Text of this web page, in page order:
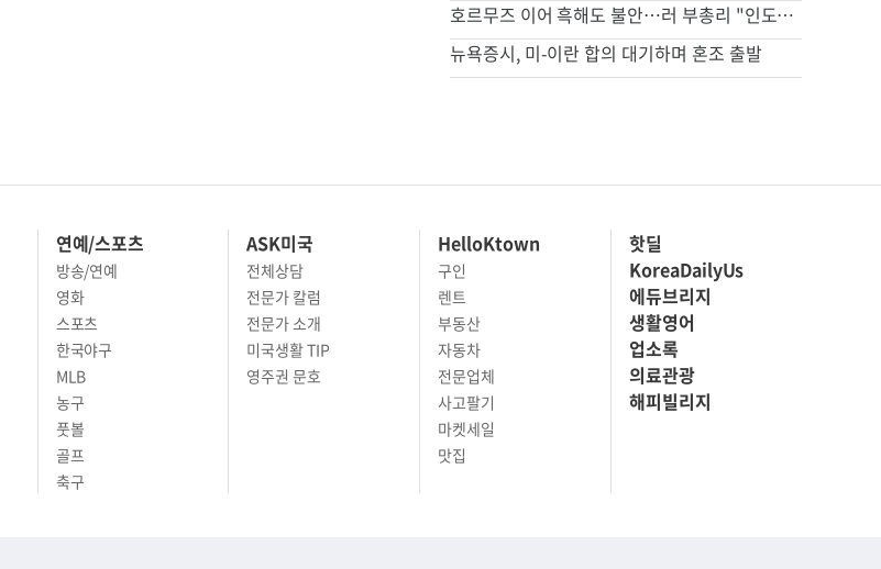
호르무즈 이어 흑해도 불안…러 부총리 "인도양 연결 철도 필요"
뉴욕증시, 미-이란 합의 대기하며 혼조 출발
연예/스포츠
방송/연예
영화
스포츠
한국야구
MLB
농구
풋볼
ASK미국
전체상담
전문가 칼럼
전문가 소개
HelloKtown
구인
렌트
부동산
자동차
전문업체
사고팔기
핫딜
KoreaDailyUs
에듀브리지
생활영어
업소록